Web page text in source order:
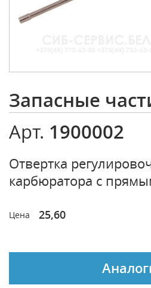
Запасные
Арт. 1900002
Отвертка
карбюратора с
Цена 25,60